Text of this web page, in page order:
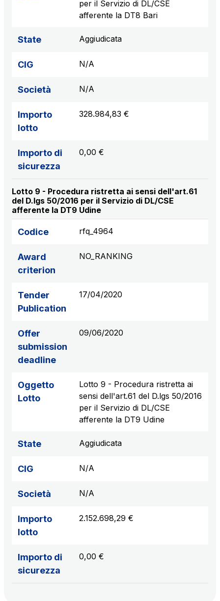
per il Servizio di DL/CSE
afferente la DT8 Bari
State Aggiudicata
CIG N/A
Società N/A
Importo
lotto
328.984,83 €
Importo di
sicurezza
0,00 €
Lotto 9 - Procedura ristretta ai sensi dell'art.61
del D.lgs 50/2016 per il Servizio di DL/CSE
afferente la DT9 Udine
Codice rfq_4964
Award
criterion
NO_RANKING
Tender
Publication
17/04/2020
Offer
submission
deadline
09/06/2020
Oggetto
Lotto
Lotto 9 - Procedura ristretta ai
sensi dell'art.61 del D.lgs 50/2016
per il Servizio di DL/CSE
afferente la DT9 Udine
State Aggiudicata
CIG N/A
Società N/A
Importo
lotto
2.152.698,29 €
Importo di
sicurezza
0,00 €